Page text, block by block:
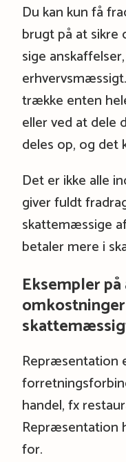
Du kan kun få
brugt på at sikre
sige
trække enten
eller ved at dele
deles op, og det
Det er ikke alle
giver fuldt
skattemæssige
betaler mere i
Eksempler
Repræsentation
handel, fx
Repræsentation
for.